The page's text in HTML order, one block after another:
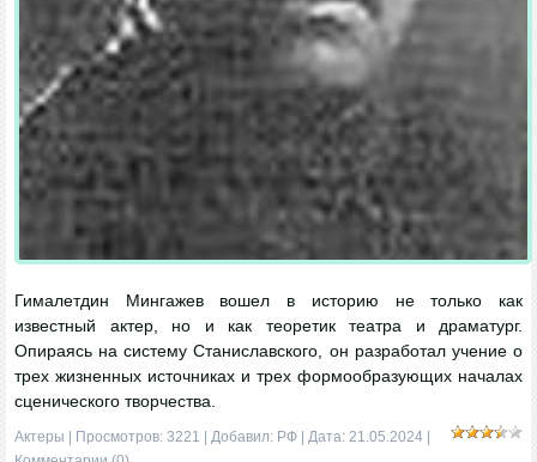
Гималетдин Мингажев вошел в историю не только как
известный актер, но и как теоретик театра и драматург.
Опираясь на систему Станиславского, он разработал учение о
трех жизненных источниках и трех формообразующих началах
сценического творчества.
Актеры | Просмотров: 3221 | Добавил: РФ | Дата: 21.05.2024